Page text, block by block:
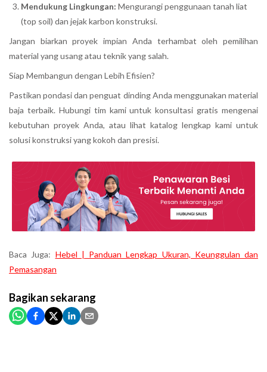
Mendukung Lingkungan: Mengurangi penggunaan tanah liat
(top soil) dan jejak karbon konstruksi.
Jangan biarkan proyek impian Anda terhambat oleh pemilihan
material yang usang atau teknik yang salah.
Siap Membangun dengan Lebih Efisien?
Pastikan pondasi dan penguat dinding Anda menggunakan material
baja terbaik. Hubungi tim kami untuk konsultasi gratis mengenai
kebutuhan proyek Anda, atau lihat katalog lengkap kami untuk
solusi konstruksi yang kokoh dan presisi.
Baca Juga: Hebel | Panduan Lengkap Ukuran, Keunggulan dan
Pemasangan
Bagikan sekarang